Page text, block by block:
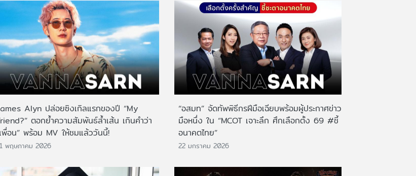
Alyn ปล่อยซิงเกิลแรกของปี “My
ตอกย้ำความสัมพันธ์ล้ำเส้น เกินคำว่า
พื่อน” พร้อม MV ให้ชมแล้ววันนี้!
พฤษภาคม 2026
“อสมท” จัดทัพพิธีกรฝีมือเฉียบพร้อมผู้ประกาศข่าว
มือหนึ่ง ใน “MCOT เจาะลึก ศึกเลือกตั้ง 69 #ชี้
อนาคตไทย”
22 มกราคม 2026